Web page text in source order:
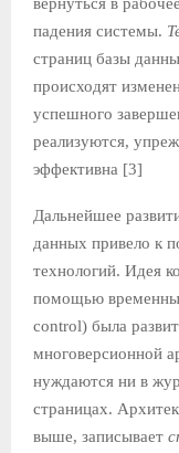
падения системы.
страниц базы
происходят
успешного
реализуются,
эффективна [3]
Дальнейшее
данных привело к
технологий. Идея
помощью
control) была
многоверсионной
нуждаются ни в
страницах.
выше, записывает